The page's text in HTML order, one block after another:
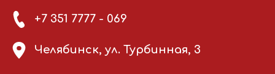
+7 351 7777 - 069
Челябинск, ул. Турбинная, 3